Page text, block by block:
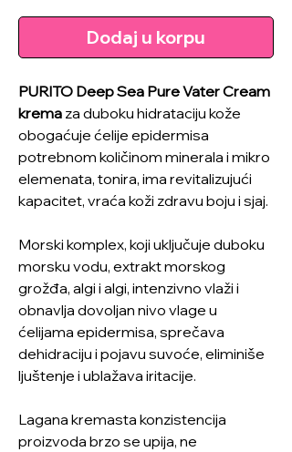
Dodaj u korpu
PURITO Deep Sea Pure Vater Cream
krema za duboku hidrataciju kože
obogaćuje ćelije epidermisa
potrebnom količinom minerala i mikro
elemenata, tonira, ima revitalizujući
kapacitet, vraća koži zdravu boju i sjaj.
Morski komplex, koji uključuje duboku
morsku vodu, extrakt morskog
grožđa, algi i algi, intenzivno vlaži i
obnavlja dovoljan nivo vlage u
ćelijama epidermisa, sprečava
dehidraciju i pojavu suvoće, eliminiše
ljuštenje i ublažava iritacije.
Lagana kremasta konzistencija
proizvoda brzo se upija, ne